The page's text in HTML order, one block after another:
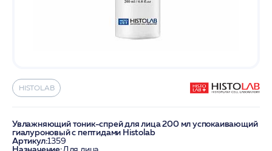
HISTOLAB
Увлажняющий тоник-спрей для лица 200 мл успокаивающий
гиалуроновый с пептидами Histolab
Артикул:1359